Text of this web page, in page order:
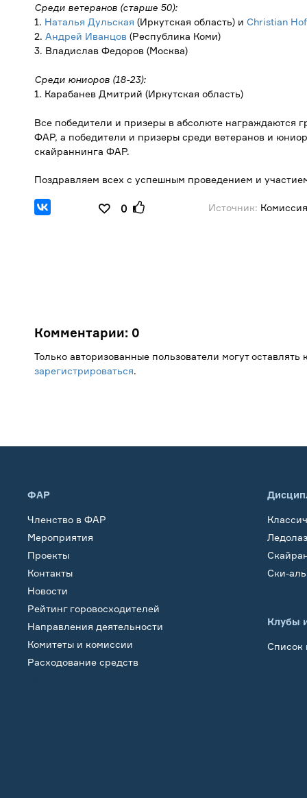
Среди ветеранов (старше 50):
1. Наталья Дульская (Иркутская область) и Christian
2. Андрей Иванцов (Республика Коми)
3. Владислав Федоров (Москва)
Среди юниоров (18-23):
1. Карабанев Дмитрий (Иркутская область)
Все победители и призеры в абсолюте награждаются
ФАР, а победители и призеры среди ветеранов и
скайраннинга ФАР.
Поздравляем всех с успешным проведением и
0 Источник:
Комментарии: 0
Только авторизованные пользователи могут
зарегистрироваться.
ФАР
Членство в ФАР
Мероприятия
Проекты
Контакты
Новости
Рейтинг горовосходителей
Направления деятельности
Комитеты и комиссии
Расходование средств
Ски-
Клубы
Список